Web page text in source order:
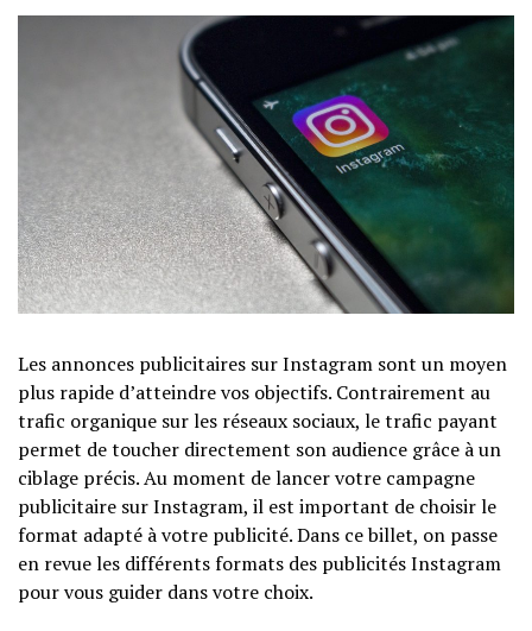
Les annonces publicitaires sur Instagram sont un moyen
plus rapide d’atteindre vos objectifs. Contrairement au
trafic organique sur les réseaux sociaux, le trafic payant
permet de toucher directement son audience grâce à un
ciblage précis. Au moment de lancer votre campagne
publicitaire sur Instagram, il est important de choisir le
format adapté à votre publicité. Dans ce billet, on passe
en revue les différents formats des publicités Instagram
pour vous guider dans votre choix.